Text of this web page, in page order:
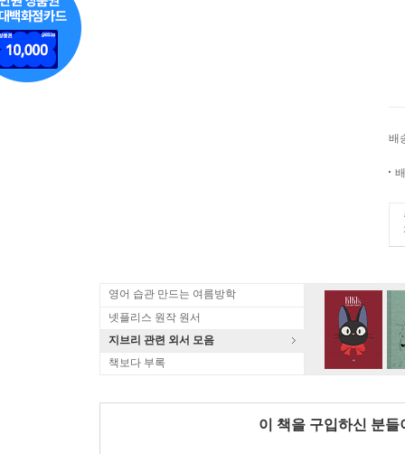
배
영어 습관 만드는 여름방학
넷플리스 원작 원서
지브리 관련 외서 모음
책보다 부록
이 책을 구입하신 분